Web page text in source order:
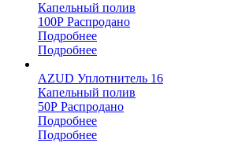
Капельный полив
100Р Распродано
Подробнее
Подробнее
AZUD Уплотнитель 16
Капельный полив
50Р Распродано
Подробнее
Подробнее